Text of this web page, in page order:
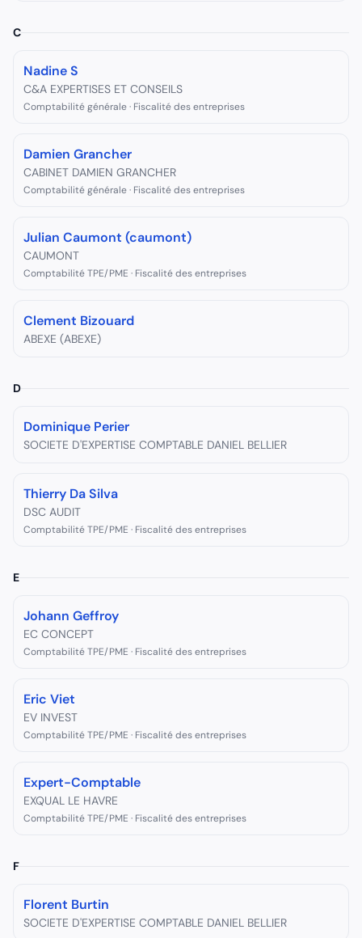
C
Nadine S
C&A EXPERTISES ET CONSEILS
Comptabilité générale · Fiscalité des entreprises
Damien Grancher
CABINET DAMIEN GRANCHER
Comptabilité générale · Fiscalité des entreprises
Julian Caumont (caumont)
CAUMONT
Comptabilité TPE/PME · Fiscalité des entreprises
Clement Bizouard
ABEXE (ABEXE)
D
Dominique Perier
SOCIETE D'EXPERTISE COMPTABLE DANIEL BELLIER
Thierry Da Silva
DSC AUDIT
Comptabilité TPE/PME · Fiscalité des entreprises
E
Johann Geffroy
EC CONCEPT
Comptabilité TPE/PME · Fiscalité des entreprises
Eric Viet
EV INVEST
Comptabilité TPE/PME · Fiscalité des entreprises
Expert-Comptable
EXQUAL LE HAVRE
Comptabilité TPE/PME · Fiscalité des entreprises
F
Florent Burtin
SOCIETE D'EXPERTISE COMPTABLE DANIEL BELLIER